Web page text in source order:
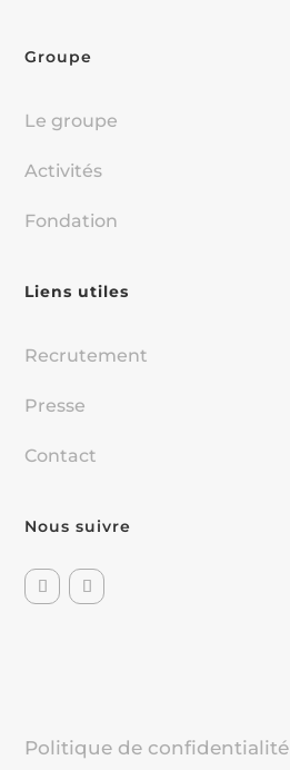
Groupe
Le groupe
Activités
Fondation
Liens utiles
Recrutement
Presse
Contact
Nous suivre
Politique de confidentialité